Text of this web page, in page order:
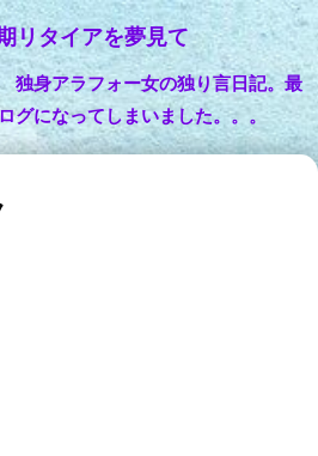
リタイアを夢見て
身アラフォー女の独り言日記。最
グになってしまいました。。。